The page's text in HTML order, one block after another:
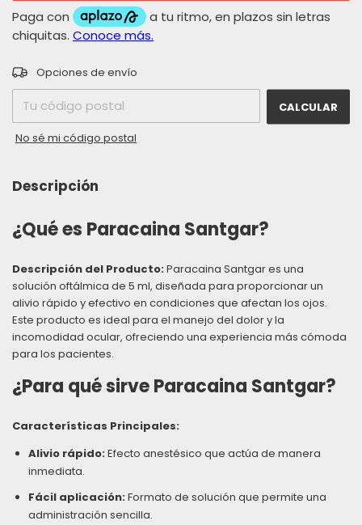
Entregas para el CP:
Opciones de envío
CALCULAR
No sé mi código postal
Descripción
¿Qué es Paracaina Santgar?
Descripción del Producto:Paracaina Santgar es una
solución oftálmica de 5 ml, diseñada para proporcionar un
alivio rápido y efectivo en condiciones que afectan los ojos.
Este producto es ideal para el manejo del dolor y la
incomodidad ocular, ofreciendo una experiencia más cómoda
para los pacientes.
¿Para qué sirve Paracaina Santgar?
Características Principales:
Alivio rápido:Efecto anestésico que actúa de manera
inmediata.
Fácil aplicación:Formato de solución que permite una
administración sencilla.